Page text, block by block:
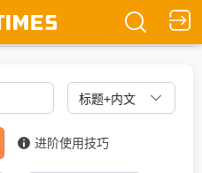
Ask DIGITIMES
进阶使用技巧